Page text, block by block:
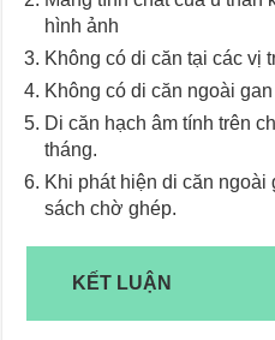
hình ảnh
Không có di căn tại các vị
Không có di căn ngoài
Di căn hạch âm tính trên
tháng.
Khi phát hiện di căn ngoài
sách chờ ghép.
KẾT LUẬN